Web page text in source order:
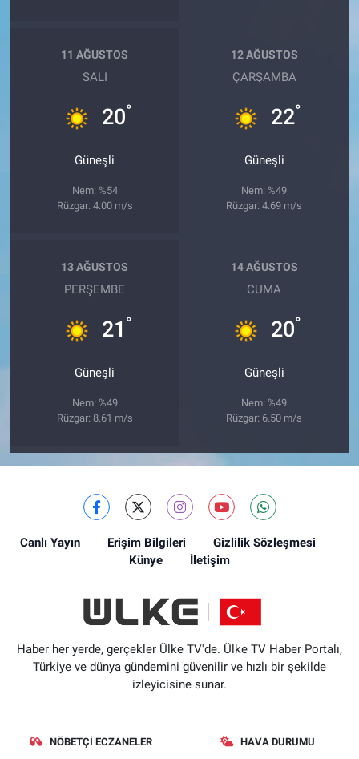
11 AĞUSTOS
SALI
20°
Güneşli
Nem: %54
Rüzgar: 4.00 m/s
12 AĞUSTOS
ÇARŞAMBA
22°
Güneşli
Nem: %49
Rüzgar: 4.69 m/s
13 AĞUSTOS
PERŞEMBE
21 °
Güneşli
Nem: %49
Rüzgar: 8.61 m/s
14 AĞUSTOS
CUMA
20°
Güneşli
Nem: %49
Rüzgar: 6.50 m/s
Canlı Yayın Erişim Bilgileri
Gizlilik Sözleşmesi
Künye
İletişim
Haber her yerde, gerçekler Ülke TV'de. Ülke TV Haber Portalı,
Türkiye ve dünya gündemini güvenilir ve hızlı bir şekilde
izleyicisine sunar.
NÖBETÇI ECZANELER HAVA DURUMU